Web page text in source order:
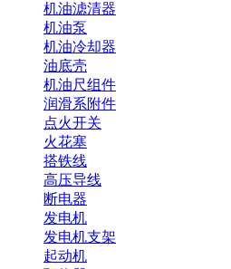
机油滤清器
机油泵
机油冷却器
油底壳
机油尺组件
润滑系附件
点火开关
火花塞
搭铁线
高压导线
断电器
发电机
发电机支架
起动机